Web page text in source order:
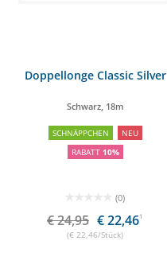
Doppellonge Classic Silver
Schwarz, 18m
SCHNÄPPCHEN
NEU
RABATT 10%
(0)
€ 24,95 € 22,461
(€ 22,46/Stück)